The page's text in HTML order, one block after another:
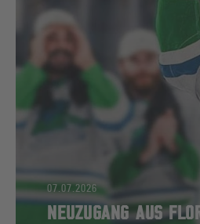
07.07.2026
NEUZUGANG AUS